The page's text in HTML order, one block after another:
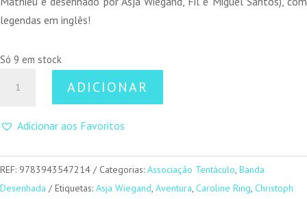
legendas em inglês!
Só 9 em stock
ADICIONAR
Adicionar aos Favoritos
REF: 9783943547214 Categorias: Associação Tentáculo, Banda
Desenhada
Etiquetas: Asja Wiegand, Aventura, Caroline Ring, Christoph